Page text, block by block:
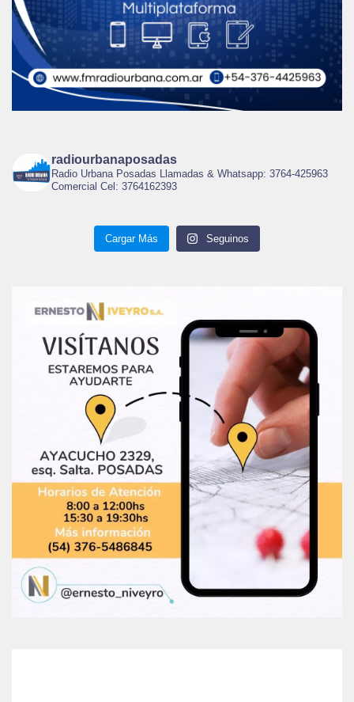
radiourbanaposadas
Radio Urbana Posadas Llamadas & Whatsapp: 3764-425963
Comercial Cel: 3764162393
Cargar Más Seguinos